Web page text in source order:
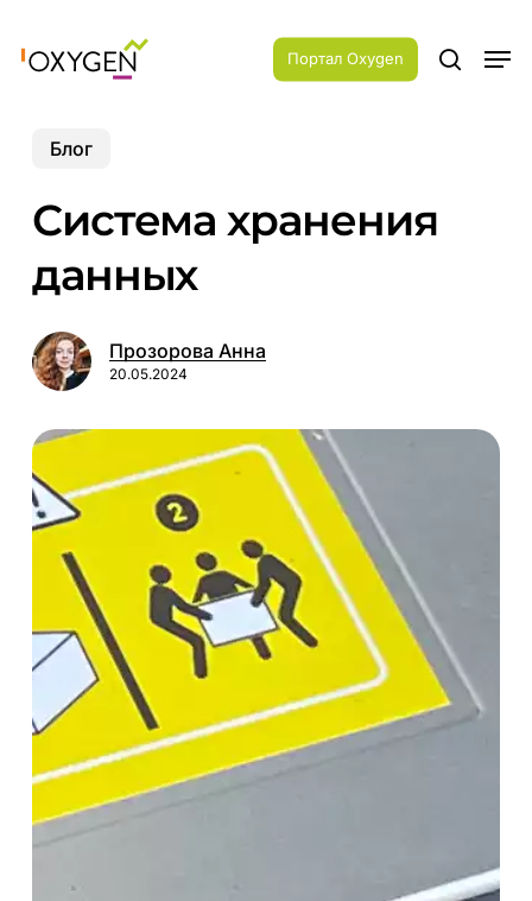
main
Портал Oxygen search
Блог
Система хранения
данных
Прозорова Анна
20.05.2024